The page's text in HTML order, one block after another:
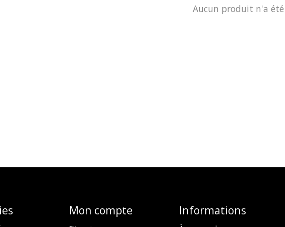
Aucun produit n'a
Mon compte Informations